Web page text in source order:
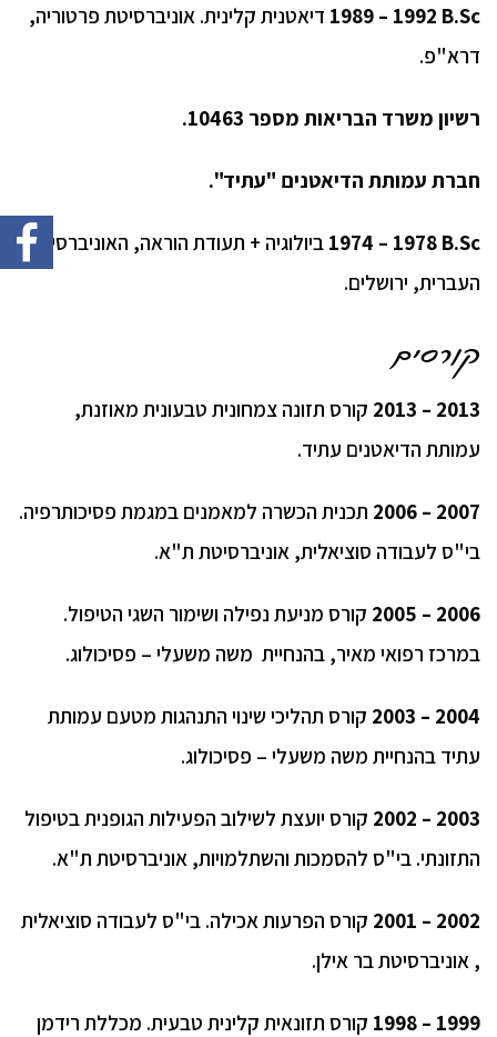
1989 – 1992 B.Sc דיאטנית קלינית. אוניברסיטת פרטוריה,
דרא"פ.
רשיון משרד הבריאות מספר 10463.
חברת עמותת הדיאטנים "עתיד".
1974 – 1978 B.Sc ביולוגיה + תעודת הוראה, האוניברסיטה
העברית, ירושלים.
קורסים
2013 – 2013
קורס תזונה צמחונית טבעונית מאוזנת,
עמותת הדיאטנים עתיד.
2007 – 2006
תכנית הכשרה למאמנים במגמת פסיכותרפיה.
בי"ס לעבודה סוציאלית, אוניברסיטת ת"א.
2006 – 2005
קורס מניעת נפילה ושימור השגי הטיפול.
במרכז רפואי מאיר, בהנחיית משה משעלי – פסיכולוג.
2004 – 2003
קורס תהליכי שינוי התנהגות מטעם עמותת
עתיד בהנחיית משה משעלי – פסיכולוג.
2003 – 2002
קורס יועצת לשילוב הפעילות הגופנית בטיפול
התזונתי. בי"ס להסמכות והשתלמויות, אוניברסיטת ת"א.
2002 – 2001
קורס הפרעות אכילה. בי"ס לעבודה סוציאלית
, אוניברסיטת בר אילן.
1999 – 1998
קורס תזונאית קלינית טבעית. מכללת רידמן